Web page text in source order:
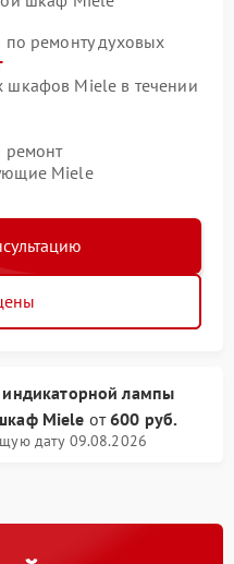
ремонту духовых
Miele в течении
ремонт
Miele
лампы
Miele от600 руб.
дату 09.08.2026